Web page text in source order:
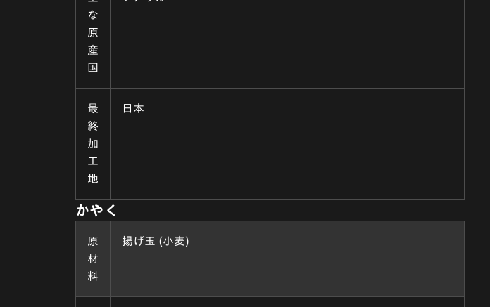
な
原
産
国
最
終
加
工
地
日本
かやく
原
材
料
揚げ玉 (小麦)